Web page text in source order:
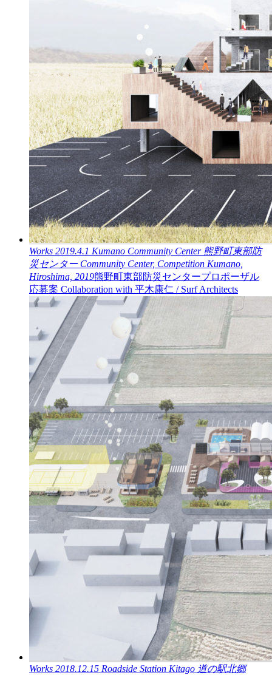
Works 2019.4.1 Kumano Community Center 熊野町東部防
災センター Community Center, Competition Kumano,
Hiroshima, 2019熊野町東部防災センタープロポーザル
応募案 Collaboration with 平木康仁 / Surf Architects
Works 2018.12.15 Roadside Station Kitago 道の駅北郷